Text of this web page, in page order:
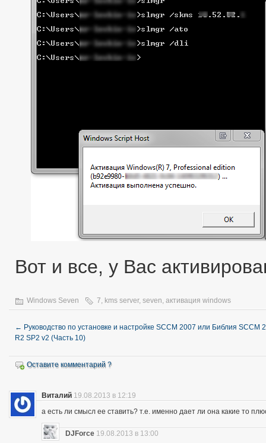
Вот и все, у Вас
Windows Seven 7 kms server, seven активация windows
← Руководство по установке и настройке SCCM 2007 или Библия SCCM
R2 SP2 v2 (Часть 10)
Оставите комментарий ?
Виталий 19.08.2013 в 12:19
а есть ли смысл ее ставить? т.е. именно дает ли она какие то
DJForce 19.08.2013 в 13:00